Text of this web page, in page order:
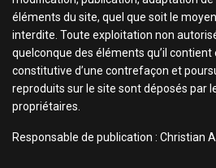
éléments du site, quel que soit le
interdite. Toute exploitation non
quelconque des éléments qu’il
constitutive d’une contrefaçon et
reproduits sur le site sont déposés par
propriétaires.
Responsable de publication : Christian